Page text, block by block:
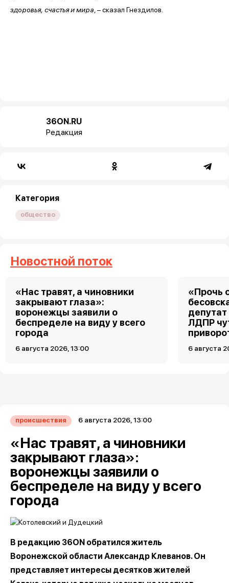
здоровья, счастья и мира , – сказал Гнездилов.
36ON.RU
Редакция
Категория
общество
Новостной поток
«Нас травят, а чиновники
закрывают глаза»:
воронежцы заявили о
беспределе на виду у всего
города
6 августа 2026, 13:00
«Прочь
ЛДПР
6 августа
происшествия 6 августа 2026, 13:00
«Нас травят, а чиновники
закрывают глаза»:
воронежцы заявили о
беспределе на виду у всего
города
В редакцию 36ON обратился житель
Воронежской области Александр Клеванов. Он
представляет интересы десятков жителей